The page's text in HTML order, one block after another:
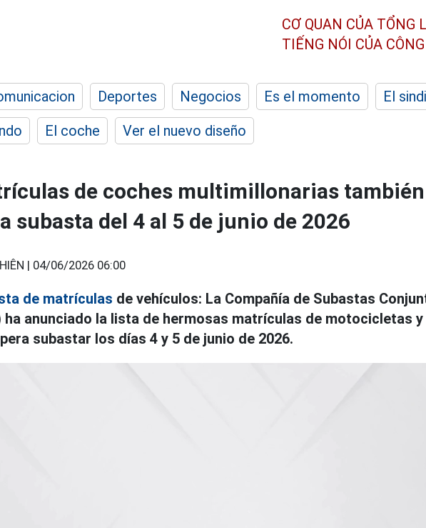
CƠ QUAN CỦA TỔNG
TIẾNG NÓI CỦA
Deportes Negocios Es el momento El
El coche Ver el nuevo diseño
de coches multimillonarias
subasta del 4 al 5 de junio de 2026
| 04/06/2026 06:00
de matrículas de vehículos: La Compañía de Subastas
ha anunciado la lista de hermosas matrículas de motocicletas
subastar los días 4 y 5 de junio de 2026.